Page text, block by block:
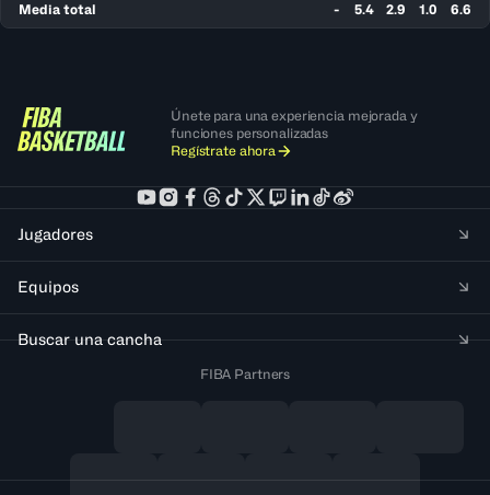
Media total - 5.4 2.9 1.0 6.6
Únete para una experiencia mejorada y
funciones personalizadas
Regístrate ahora
Jugadores
Equipos
Buscar una cancha
FIBA Partners